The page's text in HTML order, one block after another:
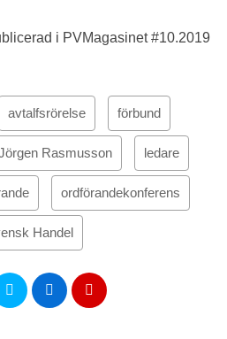
i PVMagasinet #10.2019
avtalfsrörelse förbund
Rasmusson ledare
ordförandekonferens
Handel